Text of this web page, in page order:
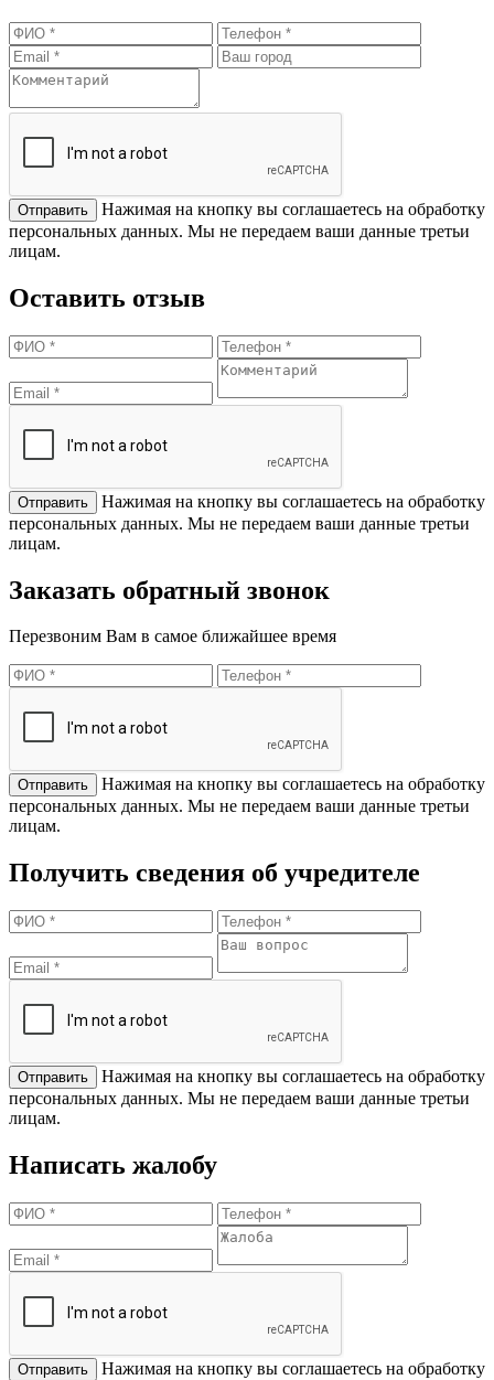
Нажимая на кнопку вы соглашаетесь на обработку
персональных данных. Мы не передаем ваши данные третьи
лицам.
Оставить отзыв
Нажимая на кнопку вы соглашаетесь на обработку
персональных данных. Мы не передаем ваши данные третьи
лицам.
Заказать обратный звонок
Перезвоним Вам в самое ближайшее время
Нажимая на кнопку вы соглашаетесь на обработку
персональных данных. Мы не передаем ваши данные третьи
лицам.
Получить сведения об учредителе
Нажимая на кнопку вы соглашаетесь на обработку
персональных данных. Мы не передаем ваши данные третьи
лицам.
Написать жалобу
Нажимая на кнопку вы соглашаетесь на обработку